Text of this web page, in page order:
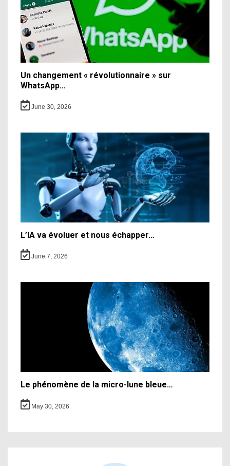
Un changement « révolutionnaire » sur
WhatsApp…
June 30, 2026
L’IA va évoluer et nous échapper…
June 7, 2026
Le phénomène de la micro-lune bleue…
May 30, 2026